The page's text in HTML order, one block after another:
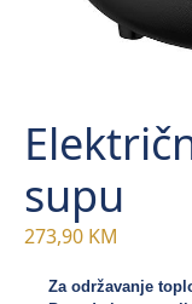
supu
273,90 KM
Za održavanje